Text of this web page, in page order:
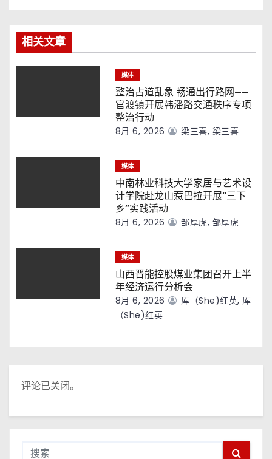
航
相关文章
媒体
整治占道乱象 畅通出行路网——
官渡镇开展韩潘路交通秩序专项
整治行动
8月 6, 2026 梁三喜, 梁三喜
媒体
中南林业科技大学家居与艺术设
计学院赴龙山惹巴拉开展“三下
乡”实践活动
8月 6, 2026 邹厚虎, 邹厚虎
媒体
山西晋能控股煤业集团召开上半
年经济运行分析会
8月 6, 2026
厍（she)红英, 厍
（she)红英
评论已关闭。